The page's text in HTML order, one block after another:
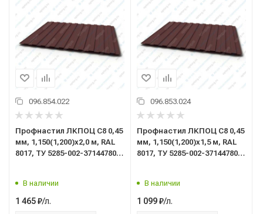
096.854.022
Профнастил ЛКПОЦ C8 0,45
мм, 1,150(1,200)x2,0 м, RAL
8017, ТУ 5285-002-37144780-
В наличии
1 465₽/л.
096.853.024
Профнастил ЛКПОЦ C8 0,45
мм, 1,150(1,200)x1,5 м, RAL
8017, ТУ 5285-002-37144780-
В наличии
1 099₽/л.